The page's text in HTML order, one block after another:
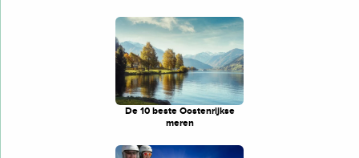
De 10 beste Oostenrijkse
meren